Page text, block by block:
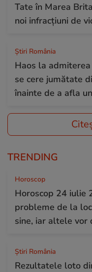
Tate în Marea
noi infracțiuni de
Știri România
Haos la
se cere jumătate
înainte de a afla
TRENDING
Horoscop
Horoscop 24 iulie
probleme de la
sine, iar altele vor
Știri România
Rezultatele loto